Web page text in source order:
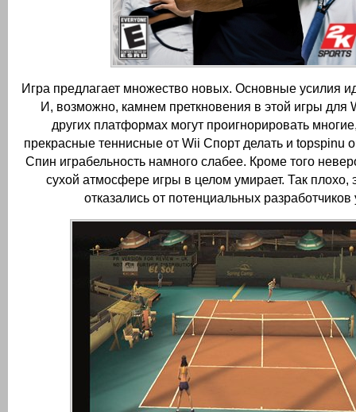
Игра предлагает множество новых. Основные усилия
И, возможно, камнем преткновения в этой игры для
других платформах могут проигнорировать
прекрасные теннисные от Wii Спорт делать и topspinu
Спин играбельность намного слабее. Кроме того
сухой атмосфере игры в целом умирает. Так плохо,
отказались от потенциальных разработчиков